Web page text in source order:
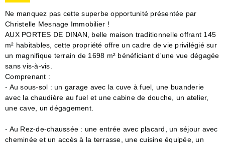
Ne manquez pas cette superbe opportunité présentée par
Christelle Mesnage Immobilier !
AUX PORTES DE DINAN, belle maison traditionnelle offrant 145
m² habitables, cette propriété offre un cadre de vie privilégié sur
un magnifique terrain de 1698 m² bénéficiant d'une vue dégagée
sans vis-à-vis.
Comprenant :
- Au sous-sol : un garage avec la cuve à fuel, une buanderie
avec la chaudière au fuel et une cabine de douche, un atelier,
une cave, un dégagement.
- Au Rez-de-chaussée : une entrée avec placard, un séjour avec
cheminée et un accès à la terrasse, une cuisine équipée, un